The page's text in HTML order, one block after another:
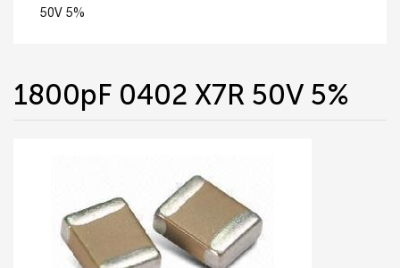
50V 5%
1800pF 0402 X7R 50V 5%